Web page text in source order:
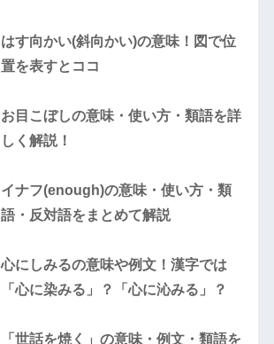
はす向かい(斜向かい)の意味！図で位
置を表すとココ
お目こぼしの意味・使い方・類語を詳
しく解説！
イナフ(enough)の意味・使い方・類
語・反対語をまとめて解説
心にしみるの意味や例文！漢字では
「心に染みる」？「心に沁みる」？
「世話を焼く」の意味・例文・類語を